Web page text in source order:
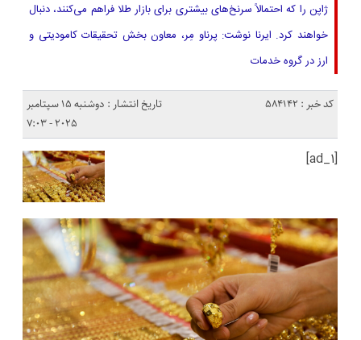
ژاپن را که احتمالاً سرنخ‌های بیشتری برای بازار طلا فراهم می‌کنند، دنبال
خواهند کرد. ایرنا نوشت: پرناو مِر، معاون بخش تحقیقات کامودیتی و
ارز در گروه خدمات
کد خبر : 584142
تاریخ انتشار : دوشنبه 15 سپتامبر
2025 - 7:03
[ad_1]